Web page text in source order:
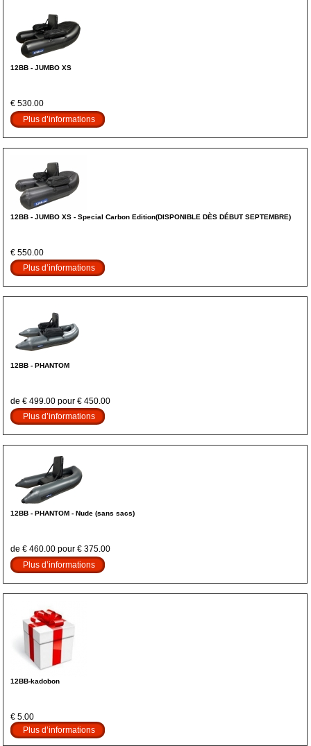
12BB - JUMBO XS
€ 530.00
Plus d’informations
12BB - JUMBO XS - Special Carbon Edition(DISPONIBLE DÈS DÉBUT SEPTEMBRE)
€ 550.00
Plus d’informations
12BB - PHANTOM
de € 499.00 pour € 450.00
Plus d’informations
12BB - PHANTOM - Nude (sans sacs)
de € 460.00 pour € 375.00
Plus d’informations
12BB-kadobon
€ 5.00
Plus d’informations